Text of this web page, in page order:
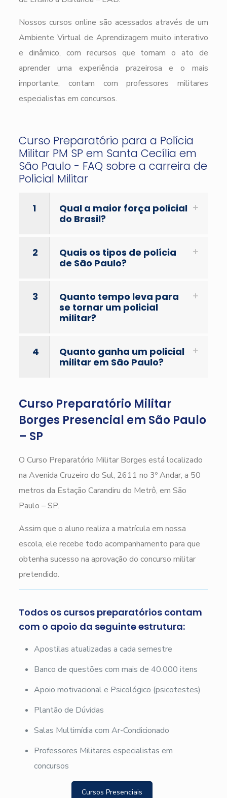
Nossos cursos online são acessados através de um
Ambiente Virtual de Aprendizagem muito interativo
e dinâmico, com recursos que tornam o ato de
aprender uma experiência prazeirosa e o mais
importante, contam com professores militares
especialistas em concursos.
Curso Preparatório para a Polícia
Militar PM SP em Santa Cecília em
São Paulo - FAQ sobre a carreira de
Policial Militar
1
Qual a maior força policial
do Brasil?
2
Quais os tipos de polícia
de São Paulo?
3
Quanto tempo leva para
se tornar um policial
militar?
4
Quanto ganha um policial
militar em São Paulo?
Curso Preparatório Militar
Borges Presencial em São Paulo
– SP
O Curso Preparatório Militar Borges está localizado
na Avenida Cruzeiro do Sul, 2611 no 3º Andar, a 50
metros da Estação Carandiru do Metrô, em São
Paulo – SP.
Assim que o aluno realiza a matrícula em nossa
escola, ele recebe todo acompanhamento para que
obtenha sucesso na aprovação do concurso militar
pretendido.
Todos os cursos preparatórios contam
com o apoio da seguinte estrutura:
Apostilas atualizadas a cada semestre
Banco de questões com mais de 40.000 itens
Apoio motivacional e Psicológico (psicotestes)
Plantão de Dúvidas
Salas Multimídia com Ar-Condicionado
Professores Militares especialistas em
concursos
Cursos Presenciais